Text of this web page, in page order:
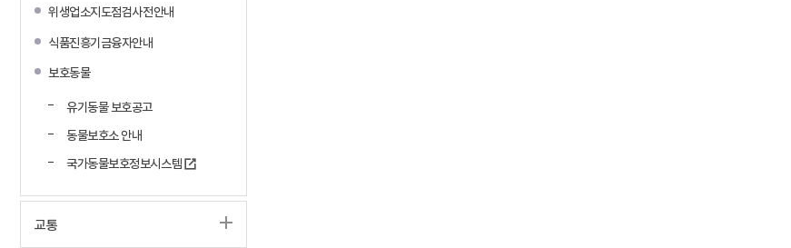
위생업소지도점검사전안내
식품진흥기금융자안내
보호동물
유기동물 보호공고
동물보호소 안내
국가동물보호정보시스템
교통